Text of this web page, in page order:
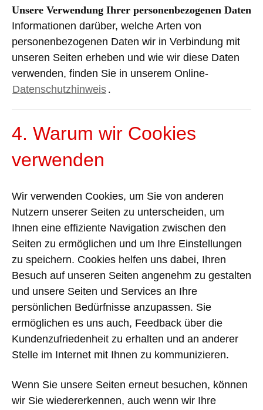
Unsere Verwendung Ihrer personenbezogenen Daten
Informationen darüber, welche Arten von
personenbezogenen Daten wir in Verbindung mit
unseren Seiten erheben und wie wir diese Daten
verwenden, finden Sie in unserem Online-
Datenschutzhinweis .
4. Warum wir Cookies
verwenden
Wir verwenden Cookies, um Sie von anderen
Nutzern unserer Seiten zu unterscheiden, um
Ihnen eine effiziente Navigation zwischen den
Seiten zu ermöglichen und um Ihre Einstellungen
zu speichern. Cookies helfen uns dabei, Ihren
Besuch auf unseren Seiten angenehm zu gestalten
und unsere Seiten und Services an Ihre
persönlichen Bedürfnisse anzupassen. Sie
ermöglichen es uns auch, Feedback über die
Kundenzufriedenheit zu erhalten und an anderer
Stelle im Internet mit Ihnen zu kommunizieren.
Wenn Sie unsere Seiten erneut besuchen, können
wir Sie wiedererkennen, auch wenn wir Ihre